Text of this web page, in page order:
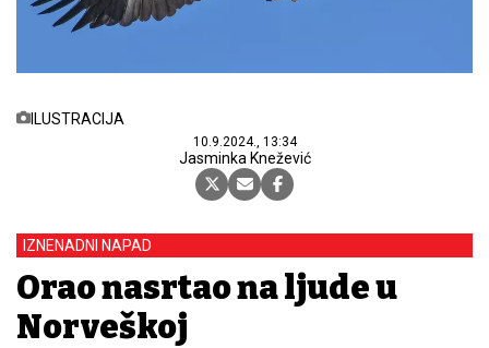
ILUSTRACIJA
10.9.2024., 13:34
Jasminka Knežević
IZNENADNI NAPAD
Orao nasrtao na ljude u
Norveškoj